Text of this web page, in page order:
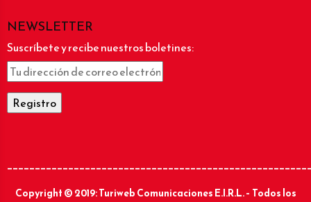
NEWSLETTER
Suscríbete y recibe nuestros boletines:
Copyright © 2019: Turiweb Comunicaciones E.I.R.L. – Todos los